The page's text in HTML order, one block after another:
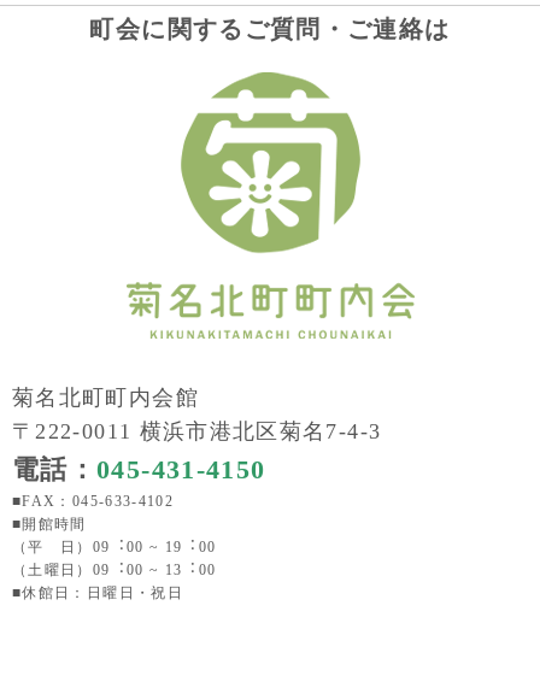
町会に関するご質問・ご連絡は
菊名北町町内会館
〒222-0011 横浜市港北区菊名7-4-3
電話：045-431-4150
■FAX：045-633-4102
■開館時間
（平 日）09︓00 ~ 19︓00
（土曜日）09︓00 ~ 13︓00
■休館日：日曜日・祝日